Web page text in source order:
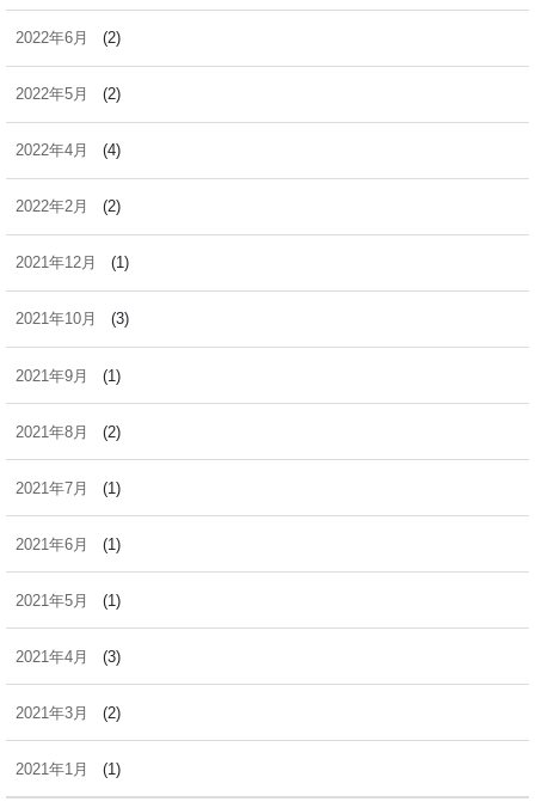
2022年6月 (2)
2022年5月 (2)
2022年4月 (4)
2022年2月 (2)
2021年12月 (1)
2021年10月 (3)
2021年9月 (1)
2021年8月 (2)
2021年7月 (1)
2021年6月 (1)
2021年5月 (1)
2021年4月 (3)
2021年3月 (2)
2021年1月 (1)